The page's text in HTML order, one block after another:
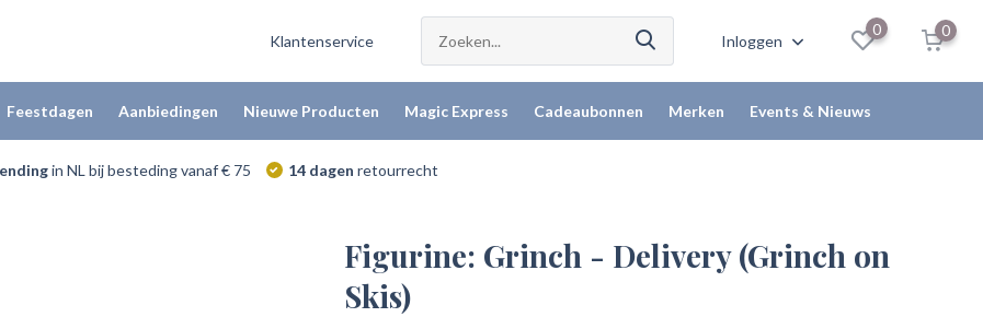
Klantenservice Inloggen
0 0
Feestdagen Aanbiedingen Nieuwe Producten Magic Express Cadeaubonnen Merken Events & Nieuws
in NL bij besteding vanaf € 75 14 dagen retourrecht
Figurine: Grinch - Delivery (Grinch on
Skis)